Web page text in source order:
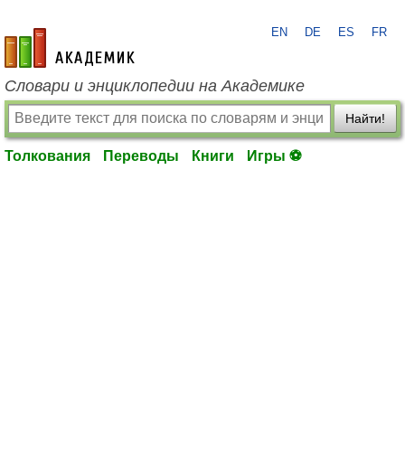
academic.ru
EN DE ES FR
Словари и энциклопедии на Академике
Найти!
Толкования Переводы Книги Игры ⚽